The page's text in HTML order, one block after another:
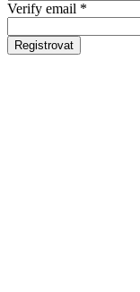
Verify email *
Registrovat